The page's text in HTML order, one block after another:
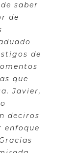
saber
de
de
que
Javier,
deciros
enfoque